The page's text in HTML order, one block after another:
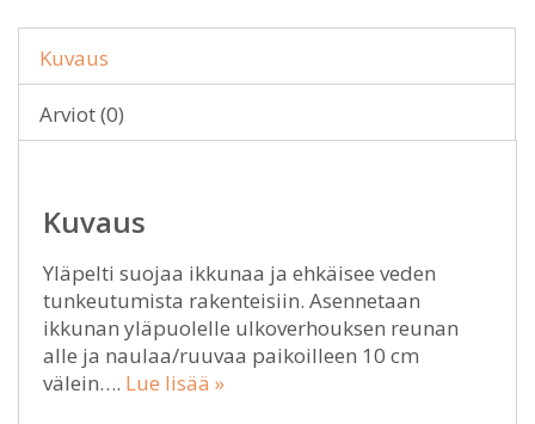
Kuvaus
Arviot (0)
Kuvaus
Yläpelti suojaa ikkunaa ja ehkäisee veden
tunkeutumista rakenteisiin. Asennetaan
ikkunan yläpuolelle ulkoverhouksen reunan
alle ja naulaa/ruuvaa paikoilleen 10 cm
välein…. Lue lisää »